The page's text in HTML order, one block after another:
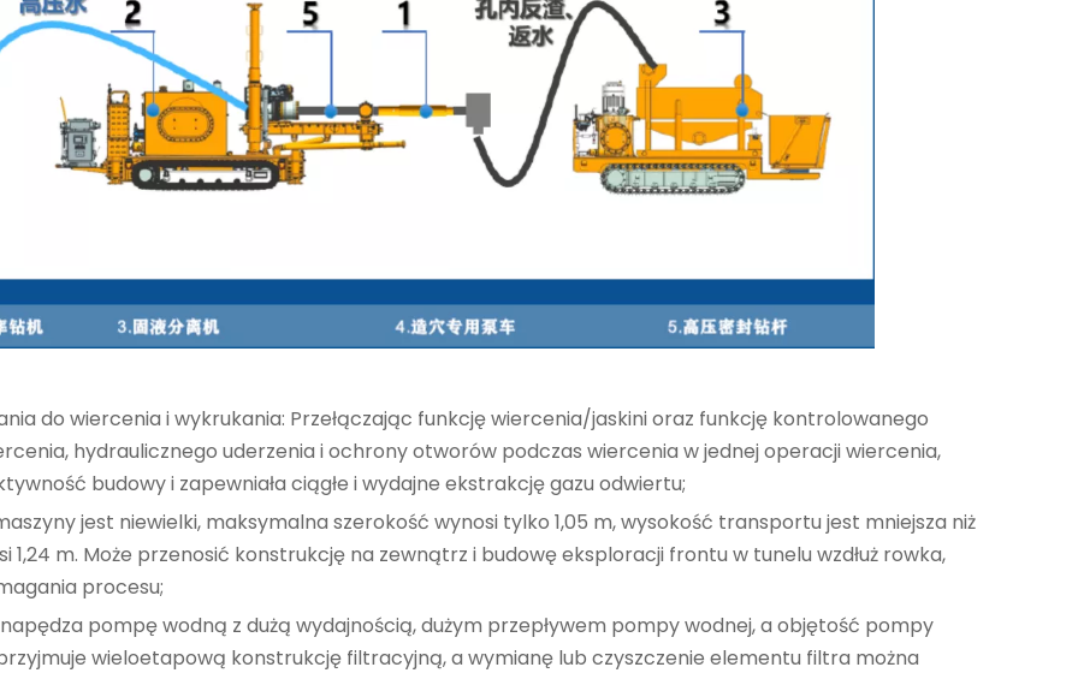
do wiercenia i wykrukania: Przełączając funkcję wiercenia/jaskini oraz funkcję kontrolowanego
hydraulicznego uderzenia i ochrony otworów podczas wiercenia w jednej operacji wiercenia,
budowy i zapewniała ciągłe i wydajne ekstrakcję gazu odwiertu;
maszyny jest niewielki, maksymalna szerokość wynosi tylko 1,05 m, wysokość transportu jest mniejsza niż
1,24 m. Może przenosić konstrukcję na zewnątrz i budowę eksploracji frontu w tunelu wzdłuż rowka,
procesu;
pompę wodną z dużą wydajnością, dużym przepływem pompy wodnej, a objętość pompy
wieloetapową konstrukcję filtracyjną, a wymianę lub czyszczenie elementu filtra można